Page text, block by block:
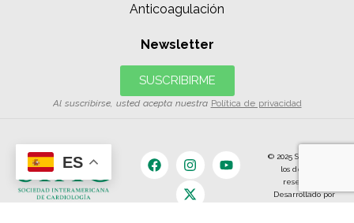
Anticoagulación
Newsletter
SUSCRIBIRME
Al suscribirse, usted acepta nuestra Política de privacidad
© 2025 SIAC | Todos
los derechos
reservados.
Desarrollado por
ES